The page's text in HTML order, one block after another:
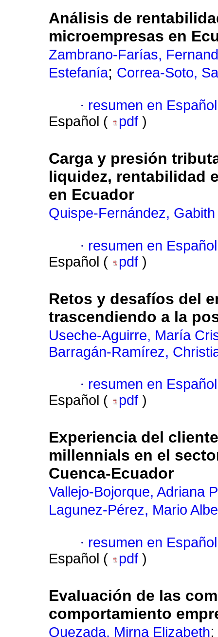
Análisis de
microempresas en
Zambrano-Farías,
Estefanía; Correa-Soto,
· resumen en Español
Español (
pdf )
Carga y presión
liquidez, rentabilidad
en Ecuador
Quispe-Fernández,
· resumen en Español
Español (
pdf )
Retos y desafíos del
trascendiendo a la
Useche-Aguirre, María
Barragán-Ramírez,
· resumen en Español
Español (
pdf )
Experiencia del
millennials en el
Cuenca-Ecuador
Vallejo-Bojorque, Adriana
Lagunez-Pérez, Mario
· resumen en Español
Español (
pdf )
Evaluación de las
comportamiento
Quezada, Mirna Elizabeth